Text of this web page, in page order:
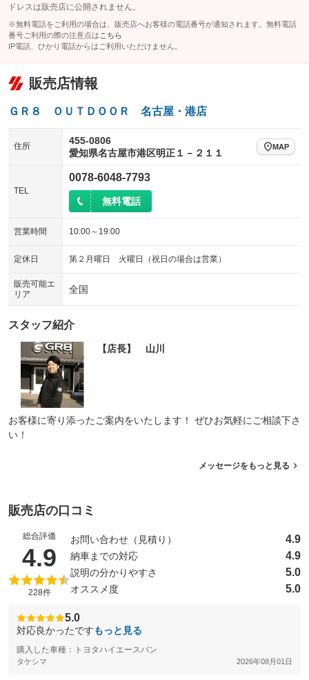
USB入力端子
：装備なし
100V電源
：装備あり
：装備なし
給水タンク
：装備なし
温水設備
：装備なし テレビ
：装備なし
クラッチレス
：装備なし ヒッチメンバー
：装備なし
坂道発進補助装置
：装備なし
展示・試乗車
電動格納ミラー
：装備なし
HID(キセノンライト)
バックカメラ
：装備あり
：装備なし ：装備あり
ローダウン
：装備なし
パワーシート
：装備なし 3列シート
：装備なし
チップアップシート オットマン
電動格納サードシート
ウォークスルー
：装備なし
電動リアゲート
：装備なし
シートエアコン
：装備なし 全周囲カメラ
：装備なし
：装備なし
FFヒーター
：装備なし
冷蔵庫 ３ＷＡＹ式
：装備なし
プルダウンベッド（昇降式ベッ
ド）
：装備なし
バンクベッド
：装備なし
座席兼用 常設ベッド
：装備なし
：装備なし
ポップアップルーフ
：装備なし
装備略号／用語解説
ドレスは販売店に公開されません。
※無料電話をご利用の場合は、販売店へお客様の電話番号が通知されます。無料電話
番号ご利用の際の注意点は こちら
IP電話、ひかり電話からはご利用いただけません。
販売店情報
ＧＲ８ ＯＵＴＤＯＯＲ 名古屋・港店
住所
455-0806
愛知県名古屋市港区明正１－２１１
MAP
TEL
0078-6048-7793
無料電話
営業時間 10:00～19:00
定休日 第２月曜日 火曜日（祝日の場合は営業）
販売可能エ
リア
全国
スタッフ紹介
【店長】 山川
お客様に寄り添ったご案内をいたします！ ぜひお気軽にご相談下さ
い！
メッセージをもっと見る
販売店の口コミ
総合評価
4.9 （5点満点中）
228件
お問い合わせ（見積り） 4.9
納車までの対応 4.9
説明の分かりやすさ 5.0
オススメ度 5.0
5.0
対応良かったですもっと見る
購入した車種：トヨタハイエースバン
タケシマ 2026年08月01日